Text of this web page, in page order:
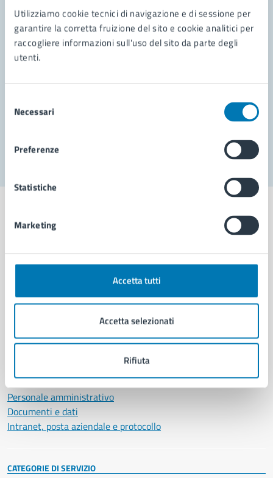
Utilizziamo cookie tecnici di navigazione e di sessione per
garantire la corretta fruizione del sito e cookie analitici per
raccogliere informazioni sull'uso del sito da parte degli
utenti.
delNecessari
Preferenze
Statistiche
Marketing
Accetta tutti
Accetta selezionati
Rifiuta
Leggi le domande frequenti
Problemi in città
Aree amministrative
Municipalità
Politici
Personale amministrativo
Documenti e dati
Intranet, posta aziendale e protocollo
CATEGORIE DI SERVIZIO